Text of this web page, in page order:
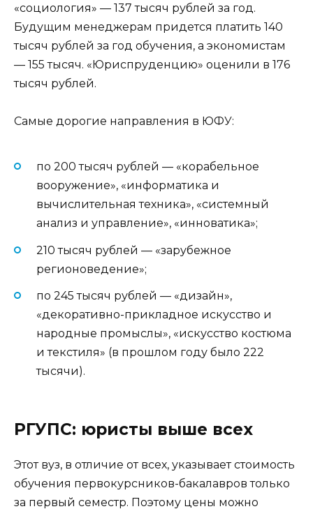
«социология» — 137 тысяч рублей за год.
Будущим менеджерам придется платить 140
тысяч рублей за год обучения, а экономистам
— 155 тысяч. «Юриспруденцию» оценили в 176
тысяч рублей.
Самые дорогие направления в ЮФУ:
по 200 тысяч рублей — «корабельное
вооружение», «информатика и
вычислительная техника», «системный
анализ и управление», «инноватика»;
210 тысяч рублей — «зарубежное
регионоведение»;
по 245 тысяч рублей — «дизайн»,
«декоративно-прикладное искусство и
народные промыслы», «искусство костюма
и текстиля» (в прошлом году было 222
тысячи).
РГУПС: юристы выше всех
Этот вуз, в отличие от всех, указывает стоимость
обучения первокурсников-бакалавров только
за первый семестр. Поэтому цены можно